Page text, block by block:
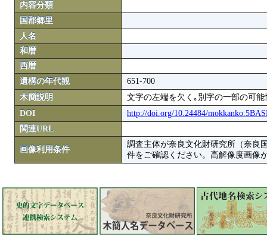
内容分類
国郡郷里
人名
和暦
西暦
遺構の年代観
651-700
木簡説明
文字の左端を欠く｡別字の一部の可能
DOI
http://doi.org/10.24484/
関連URL
画像利用条件
調査主体が奈良文化財研究所（奈良
件をご確認ください。高解像度画像